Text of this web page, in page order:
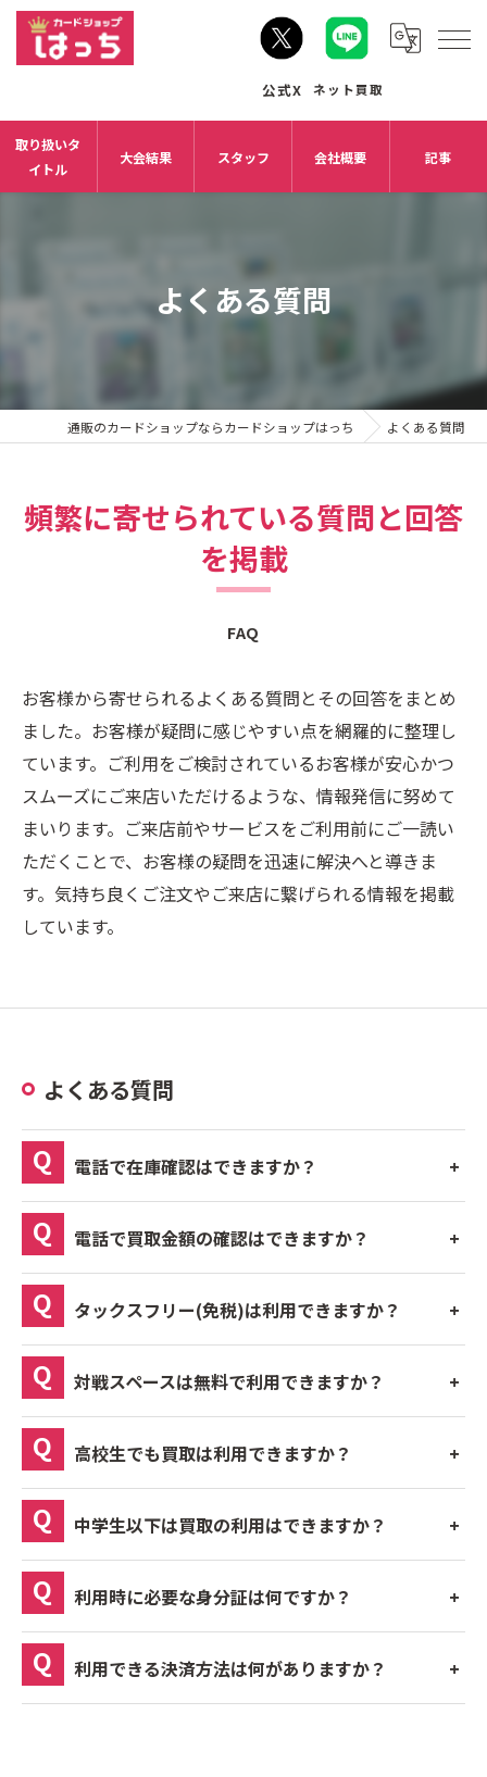
取り扱いタ
イトル
大会結果 スタッフ 会社概要 記事
よくある質問
通販のカードショップならカードショップはっち よくある質問
頻繁に寄せられている質問と回答
を掲載
FAQ
お客様から寄せられるよくある質問とその回答をまとめ
ました。お客様が疑問に感じやすい点を網羅的に整理し
ています。ご利用をご検討されているお客様が安心かつ
スムーズにご来店いただけるような、情報発信に努めて
まいります。ご来店前やサービスをご利用前にご一読い
ただくことで、お客様の疑問を迅速に解決へと導きま
す。気持ち良くご注文やご来店に繋げられる情報を掲載
しています。
よくある質問
電話で在庫確認はできますか？
電話で買取金額の確認はできますか？
タックスフリー(免税)は利用できますか？
対戦スペースは無料で利用できますか？
高校生でも買取は利用できますか？
中学生以下は買取の利用はできますか？
利用時に必要な身分証は何ですか？
利用できる決済方法は何がありますか？